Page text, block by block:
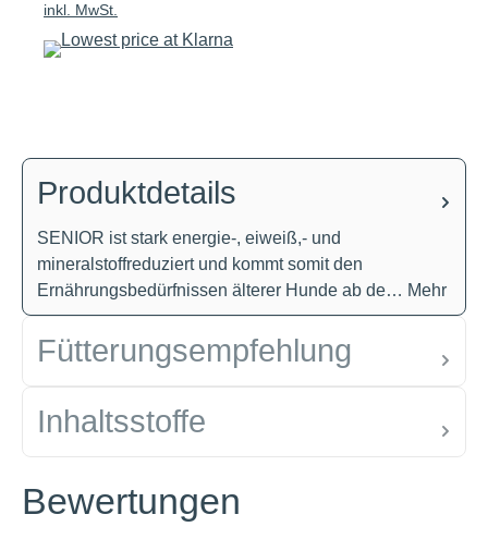
inkl. MwSt.
Produktdetails
SENIOR ist stark energie-, eiweiß,- und
mineralstoffreduziert und kommt somit den
Ernährungsbedürfnissen älterer Hunde ab de… Mehr
Fütterungsempfehlung
Inhaltsstoffe
Bewertungen